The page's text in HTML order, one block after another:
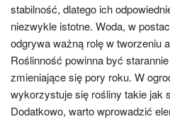
stabilność, dlatego ich
niezwykle istotne. Woda, w
odgrywa ważną rolę w tworzeniu
Roślinność powinna być
zmieniające się pory roku. W
wykorzystuje się rośliny takie jak
Dodatkowo, warto wprowadzić